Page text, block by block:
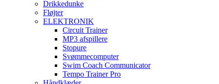
Drikkedunke
Fløjter
ELEKTRONIK
Circuit Trainer
MP3 afspillere
Stopure
Svømmecomputer
Swim Coach Communicator
Tempo Trainer Pro